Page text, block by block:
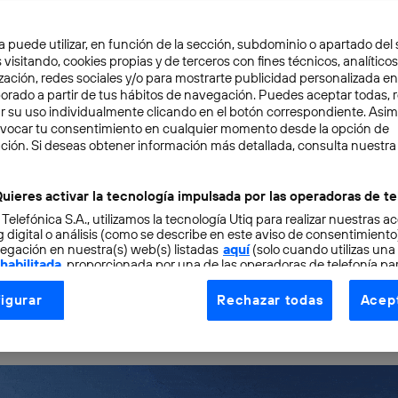
City, un juego interactivo online que permite a los
en los objetos cotidianos. En nuestra casa y
fama mundial por susmisiones en el espacio
avances científicos se aplican de forma
ha lanzado
, un juego interactivo
aplicaciones de su tecnología en objetos cotidianos.
científica nos lleva a dos entornos virtuales:
espacial nos explica brevemente qué
realizadas a lo largo de sus 60 años de historia.
puede utilizar, en función de la sección, subdominio o apartado del
visitando, cookies propias y de terceros con fines técnicos,
redes sociales y/o para mostrarte publicidad personalizada
a partir de tus hábitos de navegación. Puedes aceptar todas,
su uso individualmente clicando en el botón correspondiente.
tu consentimiento en cualquier momento desde la opción de
Si deseas obtener información más detallada, consulta nuestra
activar la tecnología impulsada por las operadoras de
S.A., utilizamos la tecnología Utiq para realizar nuestras
digital o análisis (como se describe en este aviso de
en nuestra(s) web(s) listadas aquí(solo cuando utilizas una
, proporcionada por una de las operadoras de telefonía
consentimiento en cada página web).
Utiq está diseñada con la privacidad como prioridad
Rechazar todas